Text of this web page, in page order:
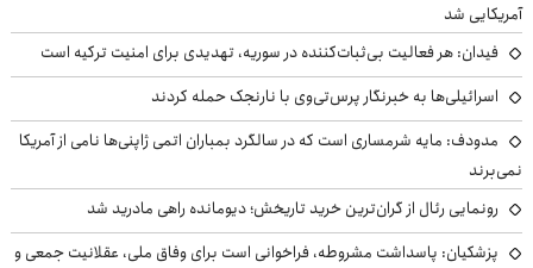
آمریکایی شد
فیدان: هر فعالیت بی‌ثبات‌کننده در سوریه، تهدیدی برای امنیت ترکیه است
اسرائیلی‌ها به خبرنگار پرس‌تی‌وی با نارنجک حمله کردند
مدودف: مایه شرمساری است که در سالگرد بمباران اتمی ژاپنی‌ها نامی از آمریکا
نمی‌برند
رونمایی رئال از گران‌ترین خرید تاریخش؛ دیومانده راهی مادرید شد
پزشکیان: پاسداشت مشروطه، فراخوانی است برای وفاق ملی، عقلانیت جمعی و